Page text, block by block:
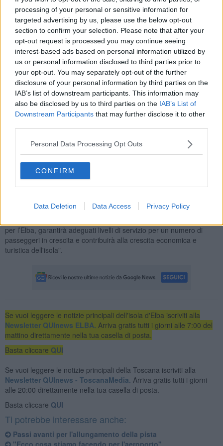
processing of your personal or sensitive information for
targeted advertising by us, please use the below opt-out
section to confirm your selection. Please note that after your
opt-out request is processed you may continue seeing
interest-based ads based on personal information utilized by
us or personal information disclosed to third parties prior to
your opt-out. You may separately opt-out of the further
disclosure of your personal information by third parties on the
IAB’s list of downstream participants. This information may
also be disclosed by us to third parties on the IAB’s List of
Downstream Participants that may further disclose it to other
Personal Data Processing Opt Outs
CONFIRM
Data Deletion Data Access Privacy Policy
sedime aeroportuale, nonché la deviazione (a cura dell'Ufficio
tecnico del Genio Civile Regionale) di un
breve tratto del fosso de
La Pila.
L'allungamento della pista è il primo grande obiettivo per
tenere in vita lo stesso aeroporto: una pista più lunga
permetterebbe infatti l'atterraggio di velivoli più grandi con una
maggiore capacità di carico: gli Atr900 che portano 50 passeggeri.
L'ok di Enac va di pari passo con gli strumenti amministrativi locali
Lambardi è stato quello di approvare il vincolo di esproprio sulle
particelle interessate, questo dopo aver approvato la variante
Piano di Fabbricazione finalizzata all’ampliamento
dell’infrastruttura aeroportuale ed alle relative opere di difesa
idraulica.
"E' un progetto che seguiamo da tempo e con determinazione - ha
detto il vice ministro delle Infrastrutture e dei Trasporti, Riccardo
per l’Elba, garantirà adeguati livelli di servizio per un numero di
passeggeri in crescita e contribuirà alla crescita economica e
turistica dell'isola".
Se vuoi leggere le notizie principali dell'isola d'Elba iscriviti alla
Newsletter QUInews ELBA. Arriva gratis tutti i giorni alle 7:00 del
mattino direttamente nella tua casella di posta.
Basta cliccare QUI
Se vuoi leggere le notizie principali della Toscana iscriviti alla
Newsletter QUInews - ToscanaMedia. Arriva gratis tutti i giorni
alle 20:00 direttamente nella tua casella di posta.
Basta cliccare QUI
Ti potrebbe interessare anche:
Passi avanti per l'allungamento della pista
"Ecco cosa stiamo facendo per l'aeroporto"